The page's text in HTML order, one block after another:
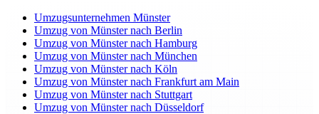
Umzugsunternehmen Münster
Umzug von Münster nach Berlin
Umzug von Münster nach Hamburg
Umzug von Münster nach München
Umzug von Münster nach Köln
Umzug von Münster nach Frankfurt am Main
Umzug von Münster nach Stuttgart
Umzug von Münster nach Düsseldorf